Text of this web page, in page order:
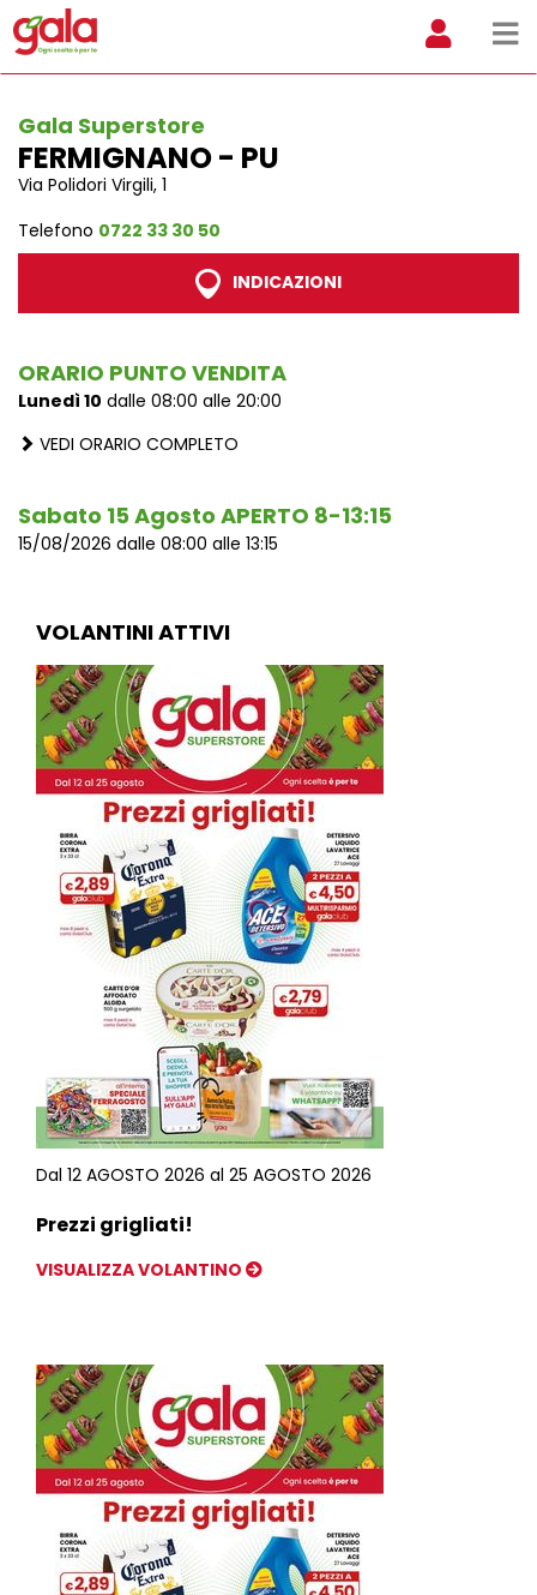
Gala Superstore
FERMIGNANO - PU
Via Polidori Virgili, 1
Telefono 0722 33 30 50
INDICAZIONI
ORARIO PUNTO VENDITA
Lunedì 10 dalle 08:00 alle 20:00
VEDI ORARIO COMPLETO
Sabato 15 Agosto APERTO 8-13:15
15/08/2026 dalle 08:00 alle 13:15
VOLANTINI ATTIVI
Dal 12 AGOSTO 2026 al 25 AGOSTO 2026
Prezzi grigliati!
VISUALIZZA VOLANTINO